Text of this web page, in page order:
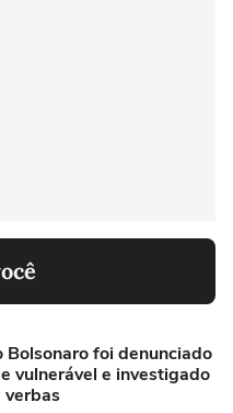
Bolsonaro foi denunciado
vulnerável e investigado
verbas